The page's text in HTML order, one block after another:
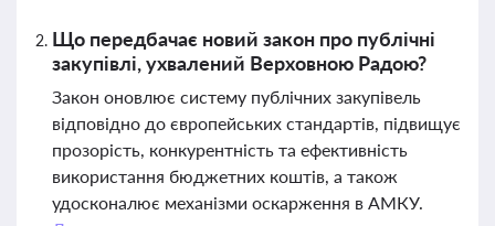
Що передбачає новий закон про публічні
закупівлі, ухвалений Верховною Радою?
Закон оновлює систему публічних закупівель
відповідно до європейських стандартів, підвищує
прозорість, конкурентність та ефективність
використання бюджетних коштів, а також
удосконалює механізми оскарження в АМКУ.